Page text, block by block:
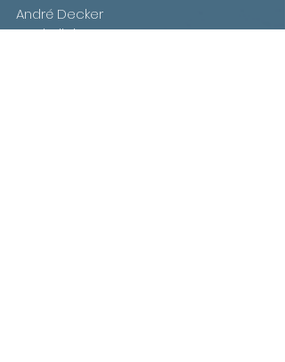
André Decker
- Schulleiter -